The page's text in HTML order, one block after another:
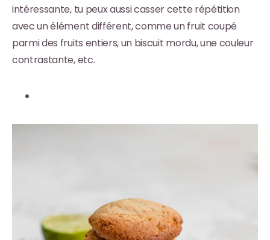
intéressante, tu peux aussi casser cette répétition
avec un élément différent, comme un fruit coupé
parmi des fruits entiers, un biscuit mordu, une couleur
contrastante, etc.